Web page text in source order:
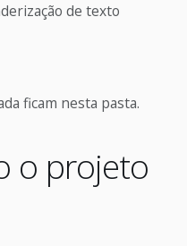
de texto
ficam nesta pasta.
o projeto